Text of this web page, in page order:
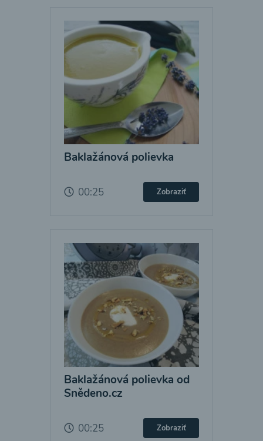
Baklažánová polievka
00:25 Zobraziť
Baklažánová polievka od
Snědeno.cz
00:25 Zobraziť